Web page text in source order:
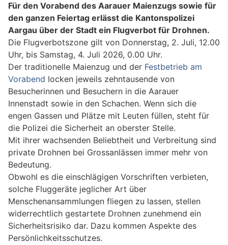
Für den Vorabend des Aarauer Maienzugs sowie für
den ganzen Feiertag erlässt die Kantonspolizei
Aargau über der Stadt ein Flugverbot für Drohnen.
Die Flugverbotszone gilt von Donnerstag, 2. Juli, 12.00
Uhr, bis Samstag, 4. Juli 2026, 0.00 Uhr.
Der traditionelle Maienzug und der Festbetrieb am
Vorabend locken jeweils zehntausende von
Besucherinnen und Besuchern in die Aarauer
Innenstadt sowie in den Schachen. Wenn sich die
engen Gassen und Plätze mit Leuten füllen, steht für
die Polizei die Sicherheit an oberster Stelle.
Mit ihrer wachsenden Beliebtheit und Verbreitung sind
private Drohnen bei Grossanlässen immer mehr von
Bedeutung.
Obwohl es die einschlägigen Vorschriften verbieten,
solche Fluggeräte jeglicher Art über
Menschenansammlungen fliegen zu lassen, stellen
widerrechtlich gestartete Drohnen zunehmend ein
Sicherheitsrisiko dar. Dazu kommen Aspekte des
Persönlichkeitsschutzes.